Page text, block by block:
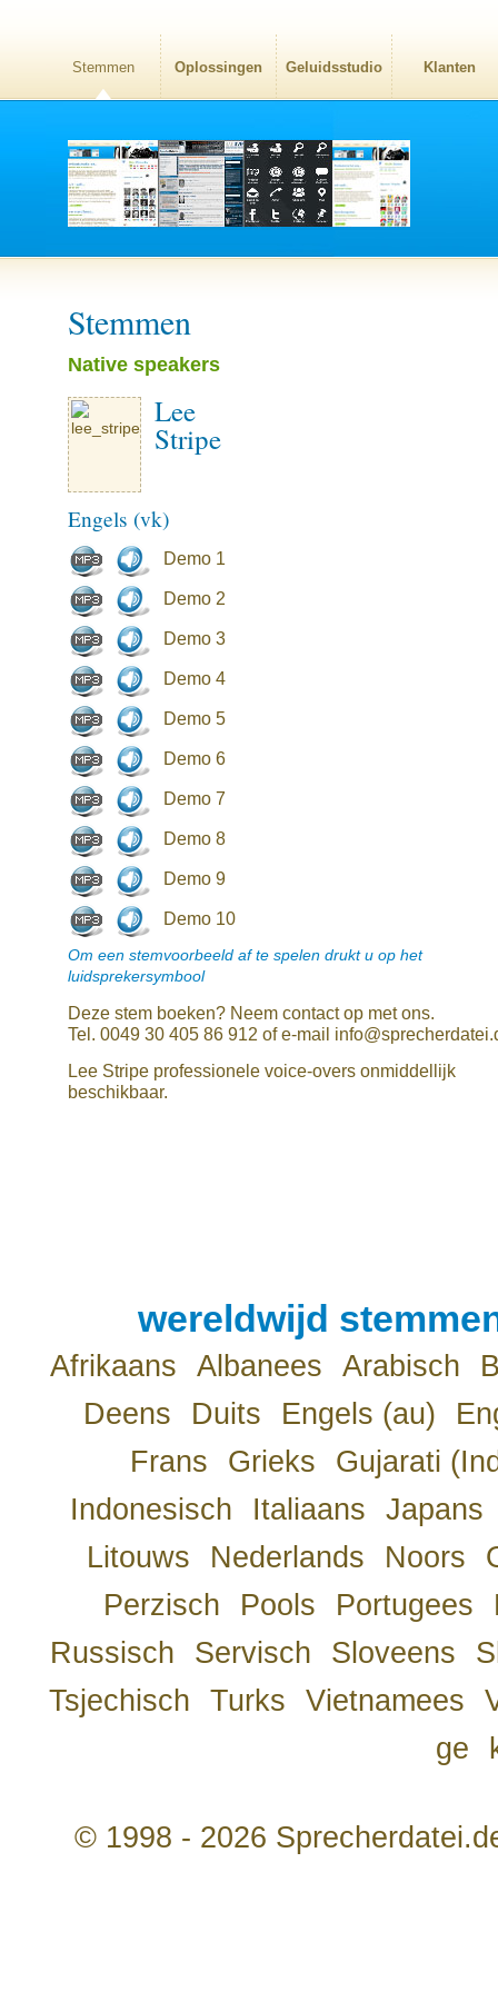
Stemmen Oplossingen Geluidsstudio Klanten
Stemmen
Native speakers
Lee
Stripe
Engels (vk)
Demo 1
Demo 2
Demo 3
Demo 4
Demo 5
Demo 6
Demo 7
Demo 8
Demo 9
Demo 10
Om een stemvoorbeeld af te spelen drukt u op het
luidsprekersymbool
Deze stem boeken? Neem contact op met ons.
Tel. 0049 30 405 86 912 of e-mail
Lee Stripe professionele voice-overs onmiddellijk
beschikbaar.
wereldwijd
Afrikaans Albanees Arabisch
Deens
Duits Engels (au)
Frans
Grieks
Gujarati
Indonesisch
Italiaans
Japans
Litouws
Nederlands Noors
Perzisch
Pools Portugees
Russisch
Servisch Sloveens
Tsjechisch
Turks Vietnamees
ge
© 1998 - 2026